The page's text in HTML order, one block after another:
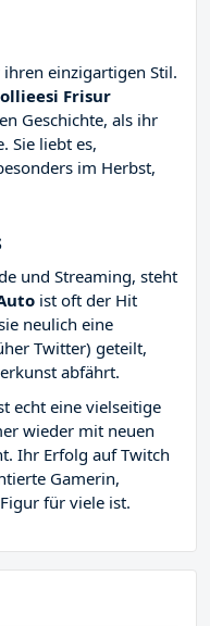
einzigartigen Stil.
Frisur
Geschichte, als ihr
Sie liebt es,
im Herbst,
und Streaming, steht
ist oft der Hit
neulich eine
Twitter) geteilt,
abfährt.
echt eine vielseitige
wieder mit neuen
Ihr Erfolg auf Twitch
Gamerin,
für viele ist.